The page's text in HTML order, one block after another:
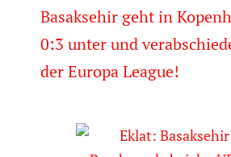
Basaksehir geht in
0:3 unter und
der Europa League!